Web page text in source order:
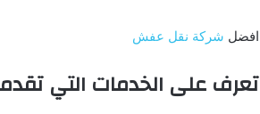
افضل شركة نقل عفش
تعرف على الخدمات التي